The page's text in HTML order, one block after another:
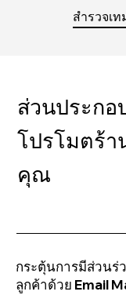
สำรวจเ
ส่วนประกอ
โปรโมตร้า
คุณ
กระตุ้นการมีส่วนร่
ลูกค้าด้วย Email